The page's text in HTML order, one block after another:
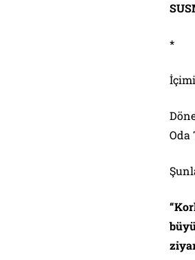
*
Oda
“